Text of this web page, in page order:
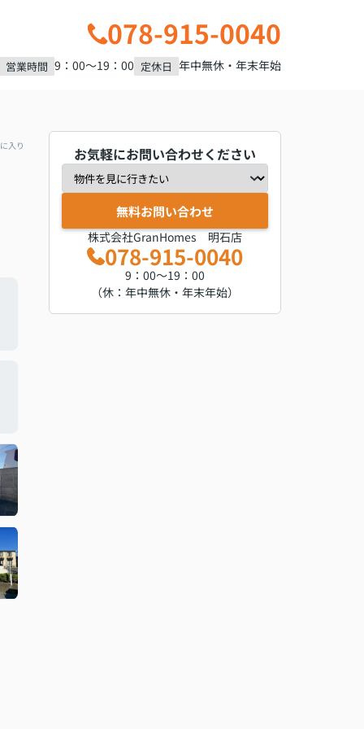
078-915-0040
営業時間 9：00～19：00 定休日 年中無休・年末年始
入り お気軽にお問い合わせください
無料お問い合わせ
株式会社GranHomes 明石店
078-915-0040
9：00～19：00
（休：年中無休・年末年始）